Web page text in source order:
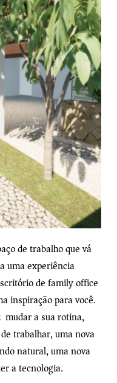
de trabalho que vá
uma experiência
de family office
inspiração para você.
mudar a sua rotina,
trabalhar, uma nova
natural, uma nova
a tecnologia.